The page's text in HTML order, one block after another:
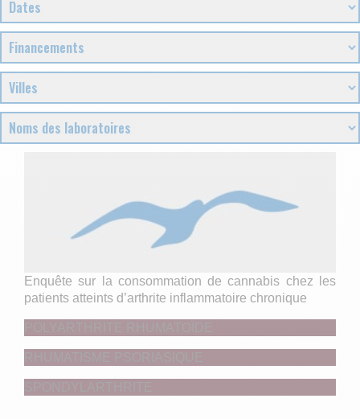
Enquête sur la consommation de cannabis chez les
patients atteints d’arthrite inflammatoire chronique